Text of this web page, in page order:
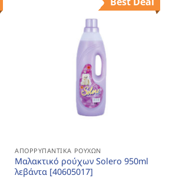
ΑΠΟΡΡΥΠΑΝΤΙΚΆ ΡΟΎΧΩΝ
Μαλακτικό ρούχων Solero 950ml
λεβάντα [40605017]